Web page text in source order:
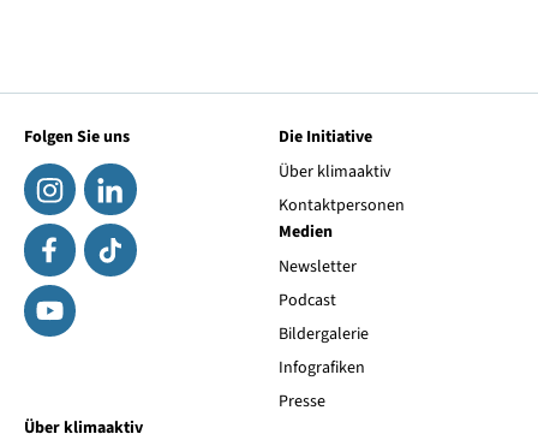
Folgen Sie uns
Die Initiative
Über klimaaktiv
Kontaktpersonen
Medien
Newsletter
Podcast
Bildergalerie
Infografiken
Presse
Über klimaaktiv